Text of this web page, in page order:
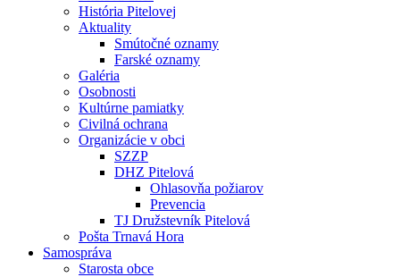
História Pitelovej
Aktuality
Smútočné oznamy
Farské oznamy
Galéria
Osobnosti
Kultúrne pamiatky
Civilná ochrana
Organizácie v obci
SZZP
DHZ Pitelová
Ohlasovňa požiarov
Prevencia
TJ Družstevník Pitelová
Pošta Trnavá Hora
Samospráva
Starosta obce